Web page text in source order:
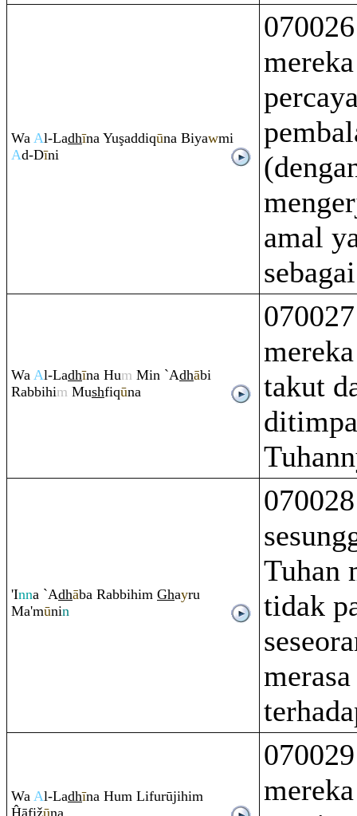
Wa Al-Ladhīna Yuşaddiqūna Biyawmi
Ad-Dīni
amal
Wa Al-Ladhīna Hum Min `Adhābi
Rabbihim Mushfiqūna
takut
'Inna `Adhāba Rabbihim Ghayru
Ma'mūnin
Tuhan
tidak
Wa Al-Ladhīna Hum Lifurūjihim
Ĥāfižūna